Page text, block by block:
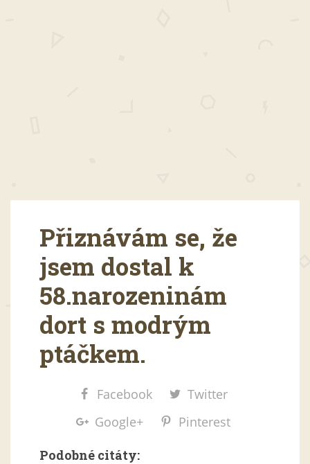
Přiznávám se, že
jsem dostal k
58.narozeninám
dort s modrým
ptáčkem.
Facebook
Twitter
Google+
Pinterest
Podobné citáty: